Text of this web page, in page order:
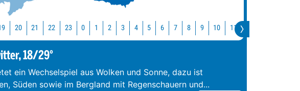
20 21 22 23 0 1 2 3 4 5 6 7 8 9 10 11
18/29°
ein Wechselspiel aus Wolken und Sonne, dazu ist
Süden sowie im Bergland mit Regenschauern und...